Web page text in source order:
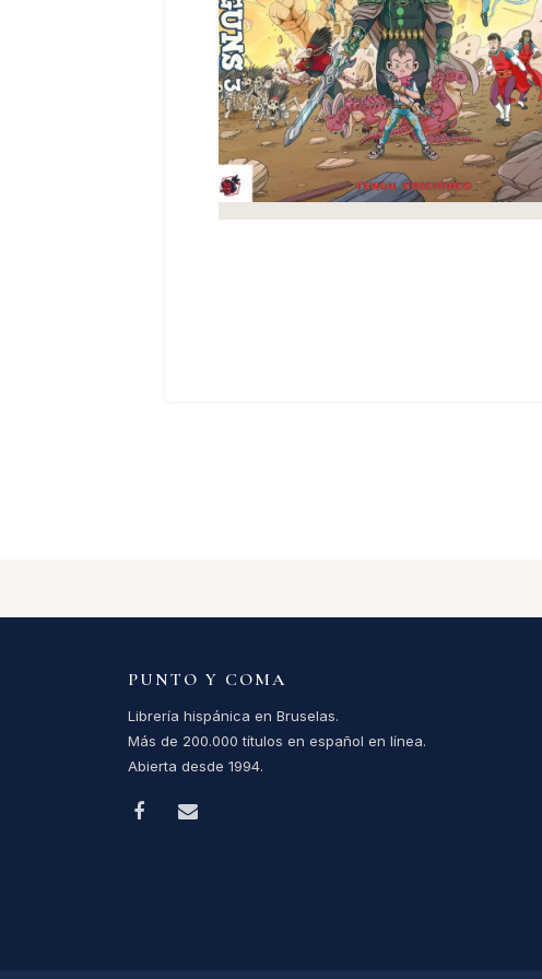
PUNTO Y COMA
Librería hispánica en Bruselas.
Más de 200.000 títulos en español en línea.
Abierta desde 1994.